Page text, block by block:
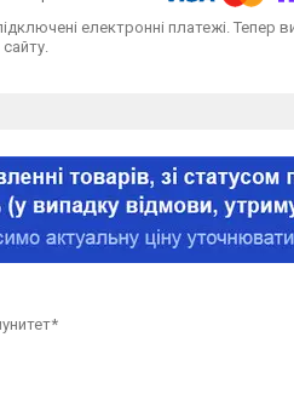
електронні платежі.